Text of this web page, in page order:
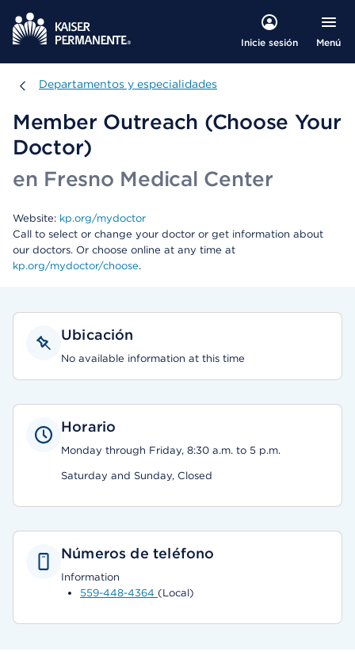
Inicie sesión Menú
Departamentos y especialidades
Departamentos y especialidades
Member Outreach (Choose Your
Doctor)
en Fresno Medical Center
Website: kp.org/mydoctor
Call to select or change your doctor or get information about
our doctors. Or choose online at any time at
kp.org/mydoctor/choose.
Ubicación
No available information at this time
Horario
Monday through Friday, 8:30 a.m. to 5 p.m.
Saturday and Sunday, Closed
Números de teléfono
Information
559-448-4364 (Local)